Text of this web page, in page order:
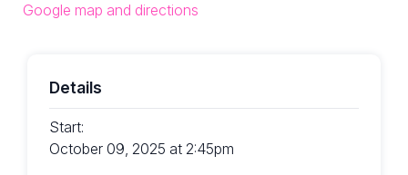
Google map and directions
Details
Start:
October 09, 2025 at 2:45pm